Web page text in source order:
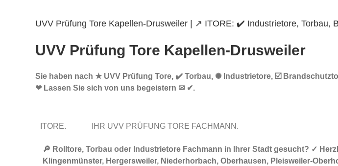
UVV Prüfung Tore Kapellen-Drusweiler | ↗️ ITORE: ✔️ Industrietore, Torbau,
UVV Prüfung Tore Kapellen-Drusweiler
Sie haben nach ★ UVV Prüfung Tore, ✔️ Torbau, ✺ Industrietore, ☑️
❤ Lassen Sie sich von uns begeistern ✉ ✔.
ITORE. IHR UVV PRÜFUNG TORE FACHMANN.
🔎 Rolltore, Torbau oder Industrietore Fachmann in Ihrer Stadt gesucht? ✓
Klingenmünster, Hergersweiler, Niederhorbach, Oberhausen, Pleisweiler-